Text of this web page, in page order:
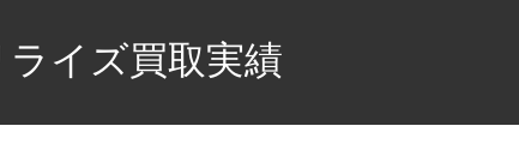
ライズ買取実績